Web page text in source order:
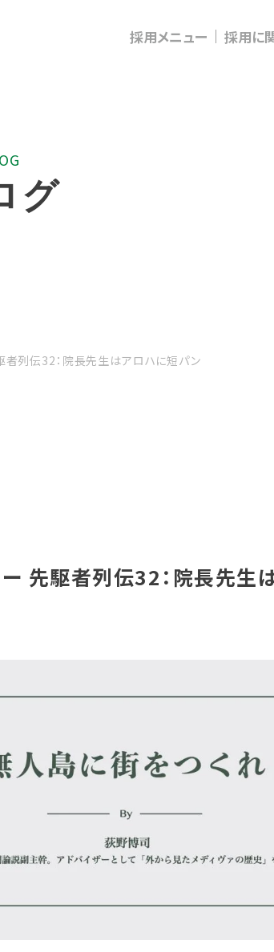
採用メニュー 採用に
OG
グ
者列伝32：院長先生はアロハに短パン
先駆者列伝32：院長先生